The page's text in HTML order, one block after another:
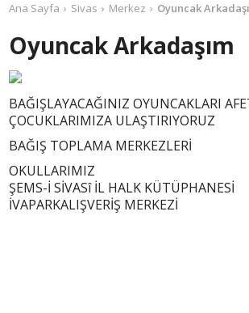
Ana Sayfa Sivas Merkez Oyuncak
Oyuncak Arkadaşım
BAĞIŞLAYACAĞINIZ OYUNCAKLARI
ÇOCUKLARIMIZA ULAŞTIRIYORUZ
BAĞIŞ TOPLAMA MERKEZLERİ
OKULLARIMIZ
ŞEMS-İ SİVASî İL HALK KÜTÜPHANESİ
İVAPARKALIŞVERİŞ MERKEZİ